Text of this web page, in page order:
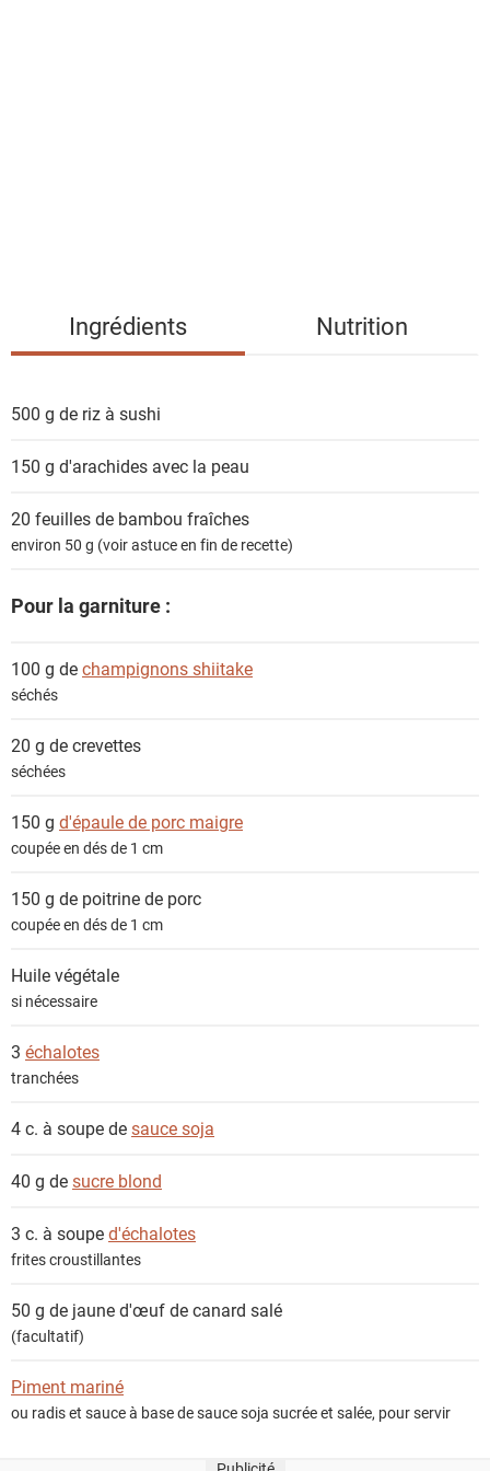
i
t
s
Ingrédients Nutrition
500 g de riz à sushi
150 g d'arachides avec la peau
20 feuilles de bambou fraîches
environ 50 g (voir astuce en fin de recette)
Pour la garniture :
100 g dechampignons shiitake
séchés
20 g decrevettes
séchées
150 g d'épaule de porc maigre
coupée en dés de 1 cm
150 g de poitrine de porc
coupée en dés de 1 cm
Huile végétale
si nécessaire
3 échalotes
tranchées
4 c. à soupe desauce soja
40 g desucre blond
3 c. à souped'échalotes
frites croustillantes
50 g de jaune d'œuf de canard salé
(facultatif)
Piment mariné
ou radis et sauce à base de sauce soja sucrée et salée, pour servir